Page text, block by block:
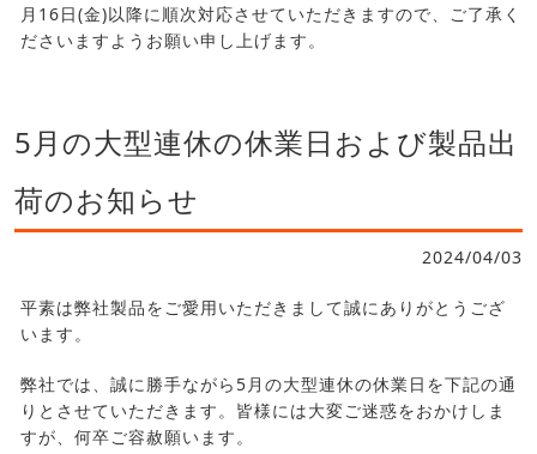
月16日(金)以降に順次対応させていただきますので、ご了承く
ださいますようお願い申し上げます。
5月の大型連休の休業日および製品出
荷のお知らせ
2024/04/03
平素は弊社製品をご愛用いただきまして誠にありがとうござ
います。
弊社では、誠に勝手ながら5月の大型連休の休業日を下記の通
りとさせていただきます。皆様には大変ご迷惑をおかけしま
すが、何卒ご容赦願います。